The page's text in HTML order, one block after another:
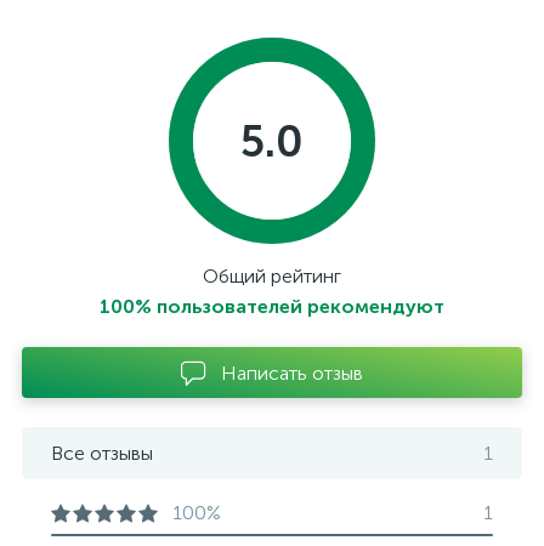
5.0
Общий рейтинг
100% пользователей рекомендуют
Написать отзыв
Все отзывы 1
100% 1